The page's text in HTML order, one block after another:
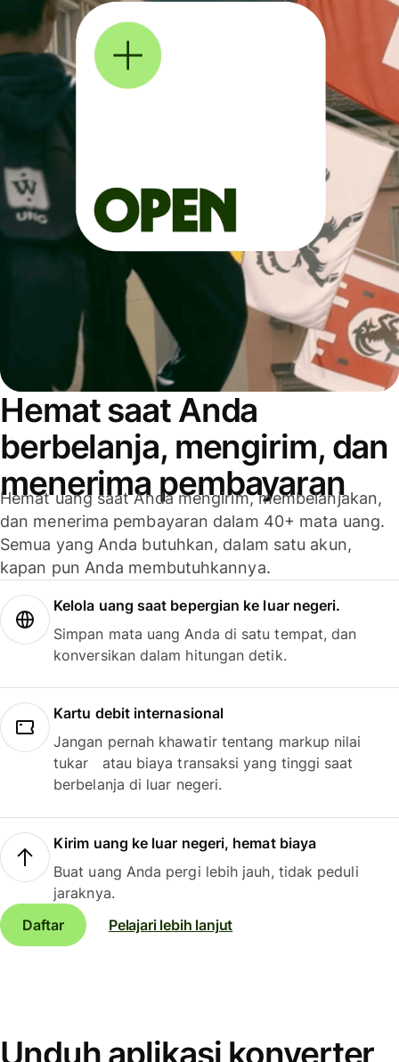
Hemat saat Anda
berbelanja, mengirim, dan
menerima pembayaran
Hemat uang saat Anda mengirim, membelanjakan,
dan menerima pembayaran dalam 40+ mata uang.
Semua yang Anda butuhkan, dalam satu akun,
kapan pun Anda membutuhkannya.
Kelola uang saat bepergian ke luar negeri.
Simpan mata uang Anda di satu tempat, dan
konversikan dalam hitungan detik.
Kartu debit internasional
Jangan pernah khawatir tentang markup nilai
tukar atau biaya transaksi yang tinggi saat
berbelanja di luar negeri.
Kirim uang ke luar negeri, hemat biaya
Buat uang Anda pergi lebih jauh, tidak peduli
jaraknya.
Daftar
Pelajari lebih lanjut
Unduh aplikasi konverter